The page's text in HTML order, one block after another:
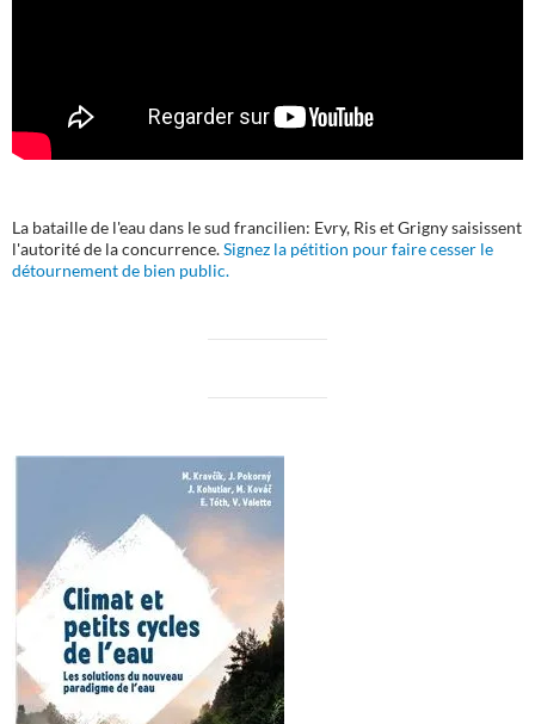
La bataille de l'eau dans le sud francilien: Evry, Ris et Grigny saisissent
l'autorité de la concurrence.Signez la pétition pour faire cesser le
détournement de bien public.